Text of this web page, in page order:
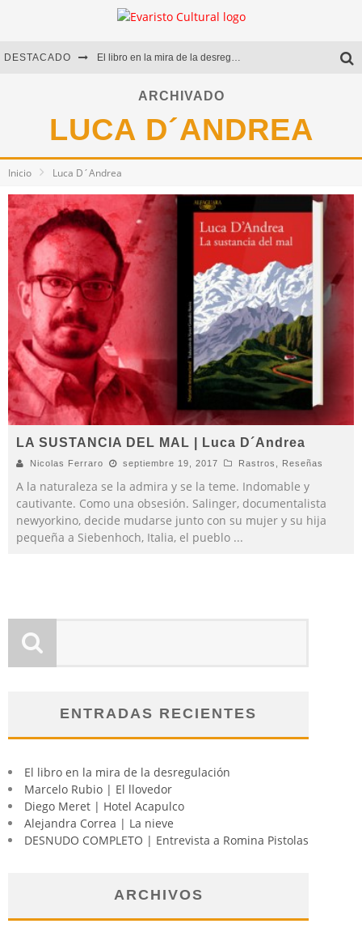
DESTACADO El libro en la mira de la desregulación
Marcelo Rubio | El llovedor
Diego Meret | Hotel Acapulco
Alejandra Correa | La nieve
ARCHIVADO
LUCA D´ANDREA
Inicio Luca D´Andrea
LA SUSTANCIA DEL MAL | Luca D´Andrea
Nicolas Ferraro septiembre 19, 2017 Rastros Reseñas
A la naturaleza se la admira y se la teme. Indomable y
cautivante. Como una obsesión. Salinger, documentalista
newyorkino, decide mudarse junto con su mujer y su hija
pequeña a Siebenhoch, Italia, el pueblo ...
ENTRADAS RECIENTES
El libro en la mira de la desregulación
Marcelo Rubio | El llovedor
Diego Meret | Hotel Acapulco
Alejandra Correa | La nieve
DESNUDO COMPLETO | Entrevista a Romina Pistolas
ARCHIVOS